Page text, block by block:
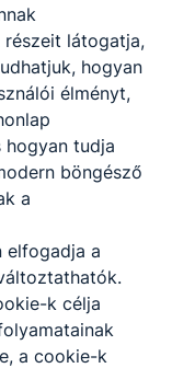
és berendezés
és
villamos és
végző
létesít-
során
telepít, ipari
tartozik a
és
részeit látogatja,
hogyan
élményt,
hogyan tudja
böngésző
a
elfogadja a
k célja
a cookie-k